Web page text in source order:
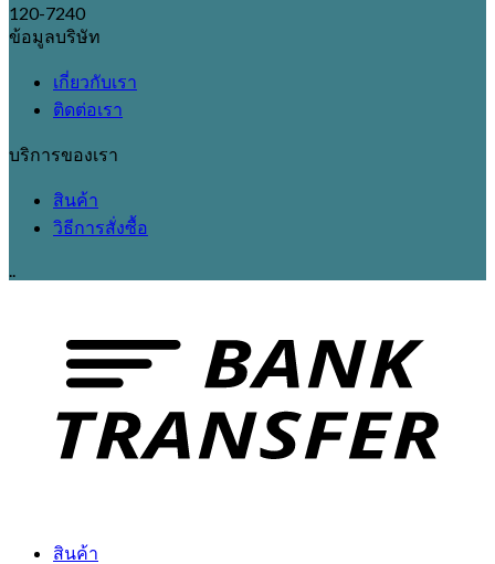
120-7240
ข้อมูลบริษัท
เกี่ยวกับเรา
ติดต่อเรา
บริการของเรา
สินค้า
วิธีการสั่งซื้อ
..
สินค้า